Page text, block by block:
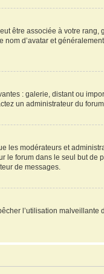
être associée à votre
d’avatar et
: galerie, distant ou
un administrateur du
les modérateurs et
le forum dans le seul but de
de messages.
l’utilisation malveillante